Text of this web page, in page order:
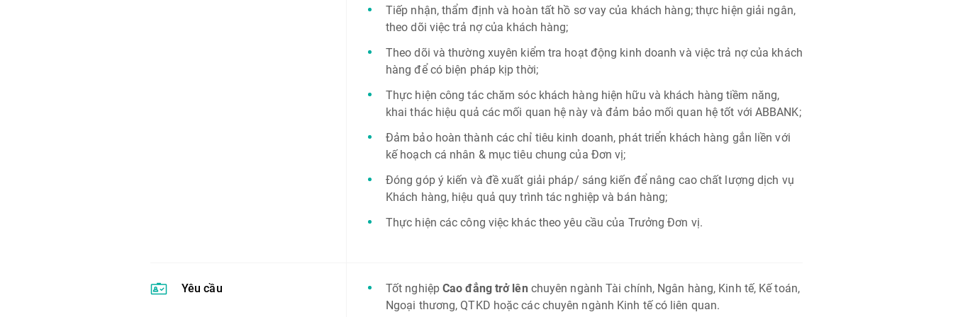
Tiếp nhận, thẩm định và hoàn tất hồ sơ vay của khách hàng; thực hiện giải ngân,
theo dõi việc trả nợ của khách hàng;
Theo dõi và thường xuyên kiểm tra hoạt động kinh doanh và việc trả nợ của khách
hàng để có biện pháp kịp thời;
Thực hiện công tác chăm sóc khách hàng hiện hữu và khách hàng tiềm năng,
khai thác hiệu quả các mối quan hệ này và đảm bảo mối quan hệ tốt với ABBANK;
Đảm bảo hoàn thành các chỉ tiêu kinh doanh, phát triển khách hàng gắn liền với
kế hoạch cá nhân & mục tiêu chung của Đơn vị;
Đóng góp ý kiến và đề xuất giải pháp/ sáng kiến để nâng cao chất lượng dịch vụ
Khách hàng, hiệu quả quy trình tác nghiệp và bán hàng;
Thực hiện các công việc khác theo yêu cầu của Trưởng Đơn vị.
Yêu cầu Tốt nghiệpCao đẳng trở lên chuyên ngành Tài chính, Ngân hàng, Kinh tế, Kế toán,
Ngoại thương, QTKD hoặc các chuyên ngành Kinh tế có liên quan.